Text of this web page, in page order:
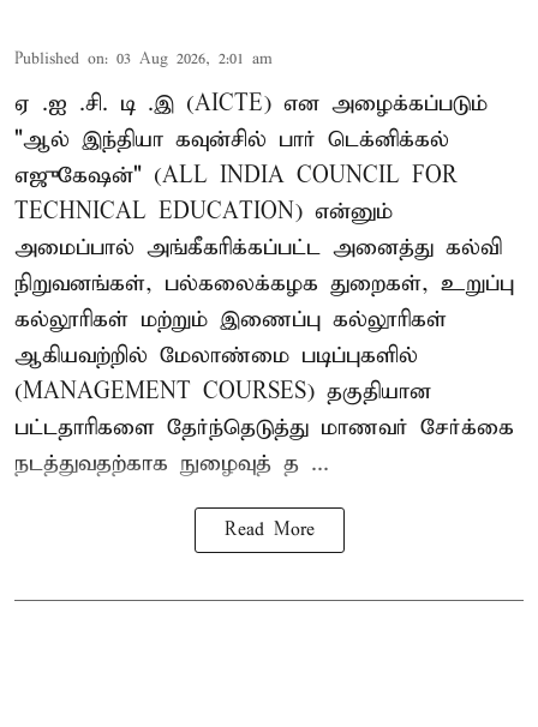
Published on: 03 Aug 2026, 2:01 am
ஏ .ஐ .சி. டி .இ (AICTE) என அழைக்கப்படும்
"ஆல் இந்தியா கவுன்சில் பார் டெக்னிக்கல்
எஜுகேஷன்" (ALL INDIA COUNCIL FOR
TECHNICAL EDUCATION) என்னும்
அமைப்பால் அங்கீகரிக்கப்பட்ட அனைத்து கல்வி
நிறுவனங்கள், பல்கலைக்கழக துறைகள், உறுப்பு
கல்லூரிகள் மற்றும் இணைப்பு கல்லூரிகள்
ஆகியவற்றில் மேலாண்மை படிப்புகளில்
(MANAGEMENT COURSES) தகுதியான
பட்டதாரிகளை தேர்ந்தெடுத்து மாணவர் சேர்க்கை
நடத்துவதற்காக நுழைவுத் த ...
Read More